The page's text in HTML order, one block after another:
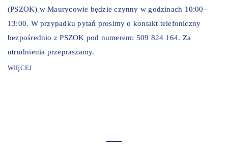
(PSZOK) w Maurycowie będzie czynny w godzinach 10:00–
13:00. W przypadku pytań prosimy o kontakt telefoniczny
bezpośrednio z PSZOK pod numerem: 509 824 164. Za
utrudnienia przepraszamy.
WIĘCEJ